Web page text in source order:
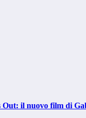
Out: il nuovo film di